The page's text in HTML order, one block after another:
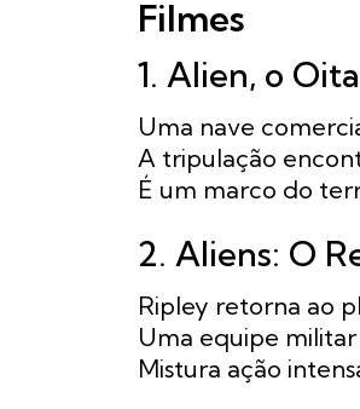
Filmes
1. Alien, o
Uma nave
A tripulação
É um marco do
2. Aliens: O
Ripley retorna ao
Uma equipe
Mistura ação